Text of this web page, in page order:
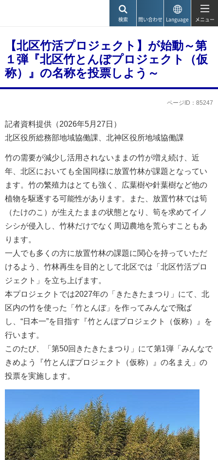
検索 問い合わせ Language メニュー
【北区竹活プロジェクト】が始動～第
１弾『北区竹とんぼプロジェクト（仮
称）』の名称を投票しよう～
ページID：85247
記者資料提供（2026年5月27日）
北区役所総務部地域協働課、北神区役所地域協働課
竹の需要が減少し活用されないままの竹が増え続け、近
年、北区においても全国同様に放置竹林が課題となってい
ます。竹の繁殖力はとても強く、広葉樹や針葉樹など他の
植物を駆逐する可能性があります。また、放置竹林では筍
（たけのこ）が生えたままの状態となり、筍を求めてイノ
シシが侵入し、竹林だけでなく周辺農地を荒らすこともあ
ります。
一人でも多くの方に放置竹林の課題に関心を持っていただ
けるよう、竹林再生を目的として北区では「北区竹活プロ
ジェクト」を立ち上げます。
本プロジェクトでは2027年の「きたきたまつり」にて、北
区内の竹を使った「竹とんぼ」を作ってみんなで飛ば
し、“日本一”を目指す『竹とんぼプロジェクト（仮称）』を
行います。
このたび、「第50回きたきたまつり」にて第1弾「みんなで
きめよう『竹とんぼプロジェクト（仮称）』の名まえ」の
投票を実施します。